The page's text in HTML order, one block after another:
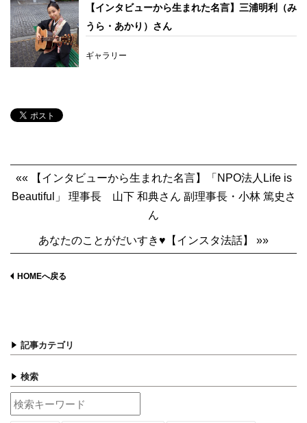
【インタビューから生まれた名言】三浦明利（み
うら・あかり）さん
ギャラリー
«« 【インタビューから生まれた名言】「NPO法人Life is
Beautiful」 理事長 山下 和典さん 副理事長・小林 篤史さ
ん
あなたのことがだいすき♥【インスタ法話】 »»
HOMEへ戻る
記事カテゴリ
検索